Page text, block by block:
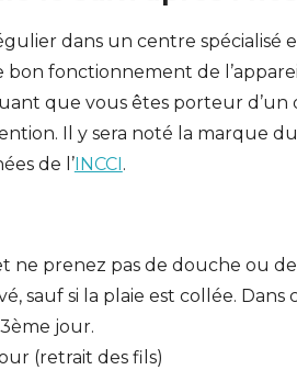
dans un centre spécialisé
bon fonctionnement de
que vous êtes porteur d’un
Il y sera noté la marque
de l’INCCI.
ne prenez pas de douche ou
sauf si la plaie est collée. Dans
jour.
(retrait des fils)